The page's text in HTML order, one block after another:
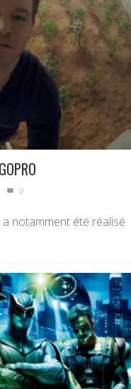
0
a notamment été réalisé